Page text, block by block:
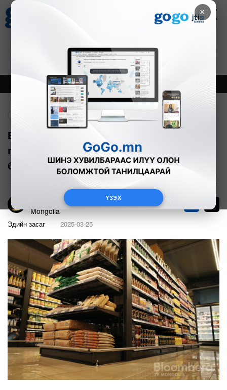
×
ҮЗЭХ
Зурхай
8.07
Онцлох Шинэ
ЕАЭЗХ-той байгуулах хэлэлцээрээр
гол нэрийн хүнсэнд квот тогтоохоор
болов
Bloomberg TV
Mongolia
Эдийн засаг 2025-03-25